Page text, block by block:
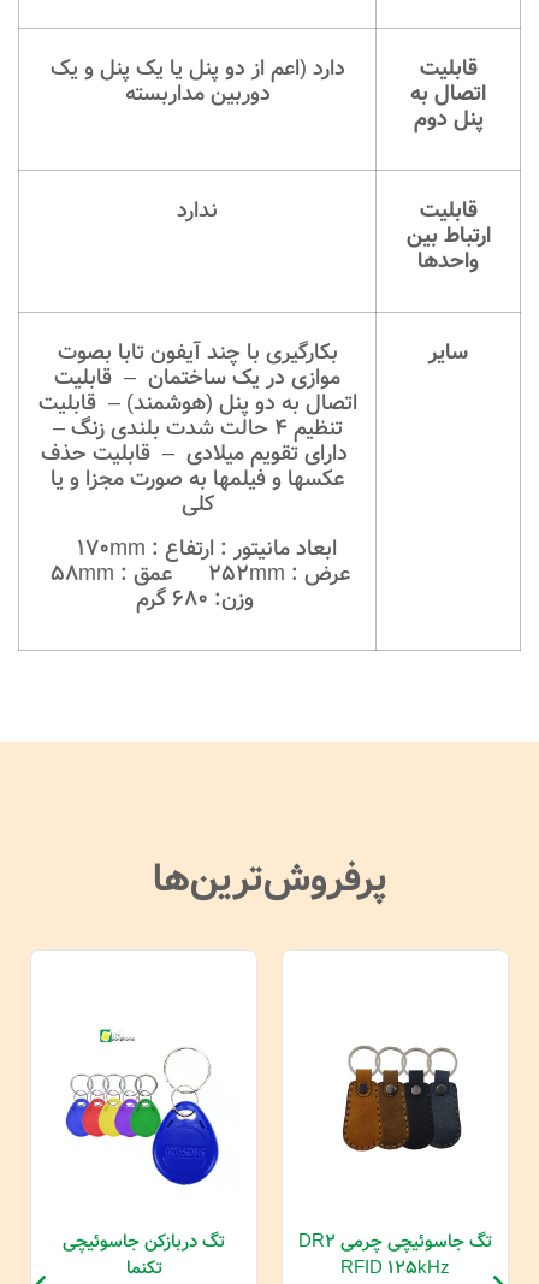
قابلیت
اتصال به
پنل دوم
دارد (اعم از دو پنل یا یک پنل و یک
دوربین مداربسته
قابلیت
ارتباط بین
واحدها
ندارد
سایر بکارگیری با چند آیفون تابا بصوت
موازی در یک ساختمان – قابلیت
اتصال به دو پنل (هوشمند) – قابلیت
تنظیم 4 حالت شدت بلندی زنگ –
دارای تقویم میلادی – قابلیت حذف
عکسها و فیلمها به صورت مجزا و یا
کلی
وزن: 680 گرم
پرفروش‌ترین‌ها
تگ جاسوئیچی چرمی DR2
RFID 125kHz
تگ دربازکن جاسوئیچی
تکنما